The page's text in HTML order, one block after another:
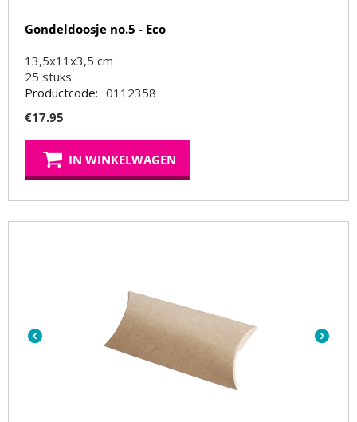
Gondeldoosje no.5 - Eco
13,5x11x3,5 cm
25 stuks
Productcode: 0112358
€17.95
IN WINKELWAGEN